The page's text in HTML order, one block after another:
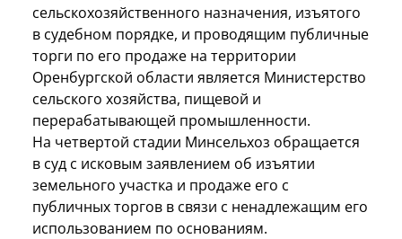
сельскохозяйственного назначения, изъятого
в судебном порядке, и проводящим публичные
торги по его продаже на территории
Оренбургской области является Министерство
сельского хозяйства, пищевой и
перерабатывающей промышленности.
На четвертой стадии Минсельхоз обращается
в суд с исковым заявлением об изъятии
земельного участка и продаже его с
публичных торгов в связи с ненадлежащим его
использованием по основаниям.